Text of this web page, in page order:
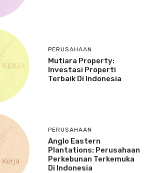
PERUSAHAAN
Mutiara Property:
Investasi Properti
Terbaik Di Indonesia
PERUSAHAAN
Anglo Eastern
Plantations: Perusahaan
Perkebunan Terkemuka
Di Indonesia